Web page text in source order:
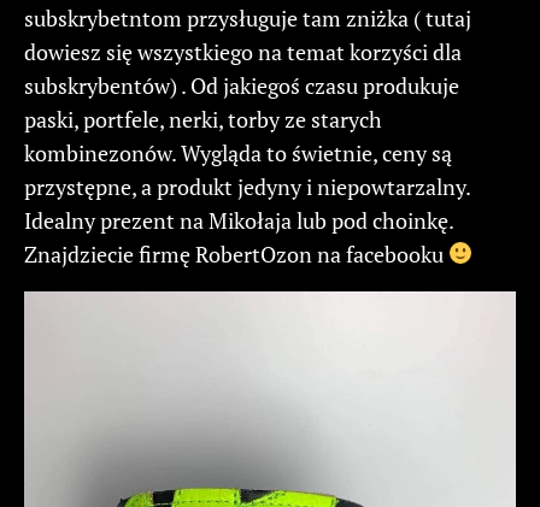
subskrybetntom przysługuje tam zniżka ( tutaj
dowiesz się wszystkiego na temat korzyści dla
subskrybentów) . Od jakiegoś czasu produkuje
paski, portfele, nerki, torby ze starych
kombinezonów. Wygląda to świetnie, ceny są
przystępne, a produkt jedyny i niepowtarzalny.
Idealny prezent na Mikołaja lub pod choinkę.
Znajdziecie firmę RobertOzon na facebooku